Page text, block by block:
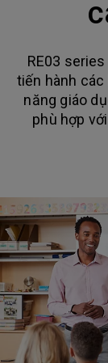
RE03
tiến hành
năng giáo
phù hợp